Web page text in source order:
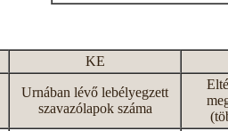
KE
Urnában lévő lebélyegzett
szavazólapok száma